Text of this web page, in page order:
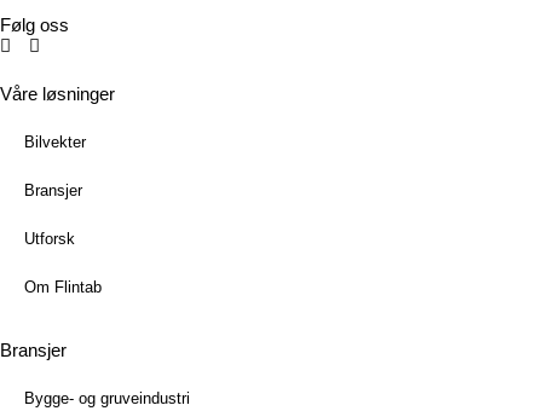
Følg oss
Våre løsninger
Bilvekter
Bransjer
Utforsk
Om Flintab
Bransjer
Bygge- og gruveindustri